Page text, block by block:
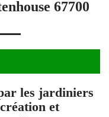
67700
les jardiniers
et